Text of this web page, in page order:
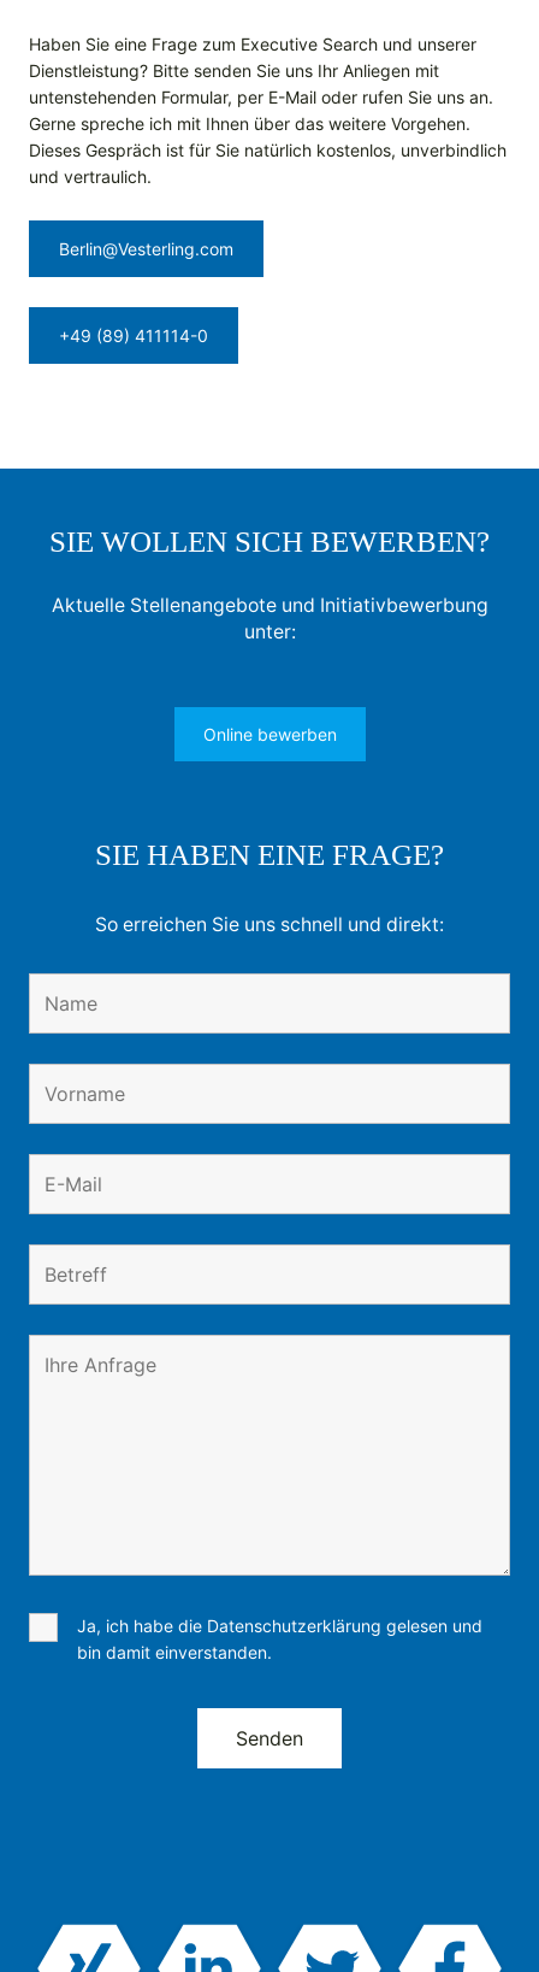
Haben Sie eine Frage zum Executive Search und unserer
Dienstleistung? Bitte senden Sie uns Ihr Anliegen mit
untenstehenden Formular, per E-Mail oder rufen Sie uns an.
Gerne spreche ich mit Ihnen über das weitere Vorgehen.
Dieses Gespräch ist für Sie natürlich kostenlos, unverbindlich
und vertraulich.
Berlin@Vesterling.com
+49 (89) 411114-0
SIE WOLLEN SICH BEWERBEN?
Aktuelle Stellenangebote und Initiativbewerbung
unter:
Online bewerben
SIE HABEN EINE FRAGE?
So erreichen Sie uns schnell und direkt:
Ja, ich habe die Datenschutzerklärung gelesen und
bin damit einverstanden.